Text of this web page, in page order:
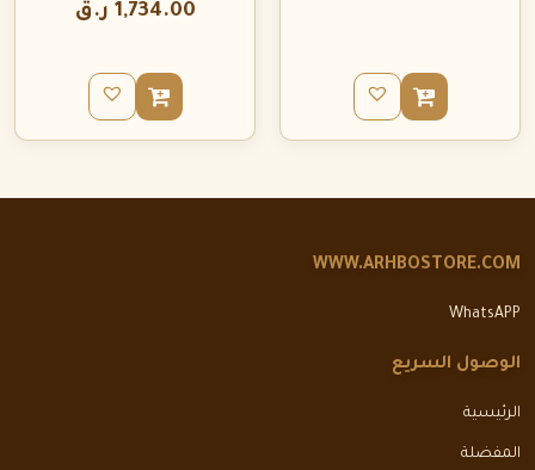
1,734.00 ر.ق
WWW.ARHBOSTORE.COM
WhatsAPP
الوصول السريع
الرئيسية
المفضلة